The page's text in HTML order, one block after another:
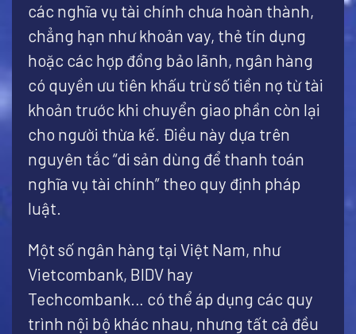
các nghĩa vụ tài chính chưa hoàn thành,
chẳng hạn như khoản vay, thẻ tín dụng
hoặc các hợp đồng bảo lãnh, ngân hàng
có quyền ưu tiên khấu trừ số tiền nợ từ tài
khoản trước khi chuyển giao phần còn lại
cho người thừa kế. Điều này dựa trên
nguyên tắc “di sản dùng để thanh toán
nghĩa vụ tài chính” theo quy định pháp
luật.
Một số ngân hàng tại Việt Nam, như
Vietcombank, BIDV hay
Techcombank… có thể áp dụng các quy
trình nội bộ khác nhau, nhưng tất cả đều